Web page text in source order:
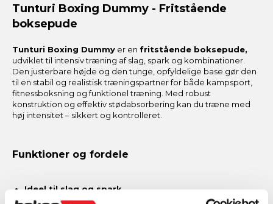
Tunturi Boxing Dummy - Fritstående
boksepude
Tunturi Boxing Dummy er en fritstående boksepude,
udviklet til intensiv træning af slag, spark og kombinationer.
Den justerbare højde og den tunge, opfyldelige base gør den
til en stabil og realistisk træningspartner for både kampsport,
fitnessboksning og funktionel træning. Med robust
konstruktion og effektiv stødabsorbering kan du træne med
høj intensitet – sikkert og kontrolleret.
Funktioner og fordele
Ideel til slag og spark
Træn alt fra jabs og hooks til low kicks og high kicks på én